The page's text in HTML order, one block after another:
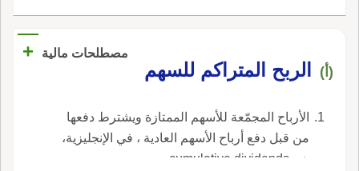
مصطلحات مالية +
(أ) الربح المتراكم للسهم
الأرباح المجمّعة للأسهم الممتازة ويشترط دفعها
من قبل دفع أرباح الأسهم العادية ، في الإنجليزية،
هي cumulative dividends.